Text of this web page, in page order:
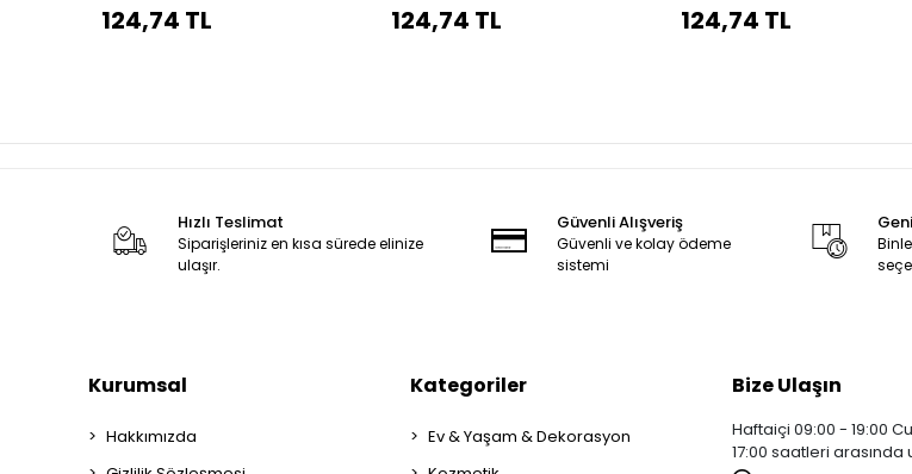
direksiyon kılıfı siyah dikiş
124,74 TL
direksiyon kılıfı siyah dikiş
124,74 TL
direksiyon kılıfı siyah dikiş
124,74 TL
Hızlı Teslimat
Siparişleriniz en kısa sürede elinize
ulaşır.
Güvenli Alışveriş
Güvenli ve kolay ödeme
sistemi
Kurumsal
Hakkımızda
Kategoriler
Ev & Yaşam & Dekorasyon
Bize Ulaşın
Haftaiçi 09:00 - 19:00
17:00 saatleri arasında